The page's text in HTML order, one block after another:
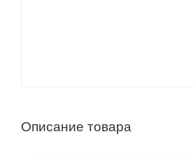
Описание товара